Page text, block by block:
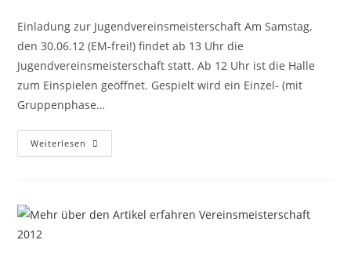
Einladung zur Jugendvereinsmeisterschaft Am Samstag,
den 30.06.12 (EM-frei!) findet ab 13 Uhr die
Jugendvereinsmeisterschaft statt. Ab 12 Uhr ist die Halle
zum Einspielen geöffnet. Gespielt wird ein Einzel- (mit
Gruppenphase…
Weiterlesen Jugend-
Vereinsmeisterschaft